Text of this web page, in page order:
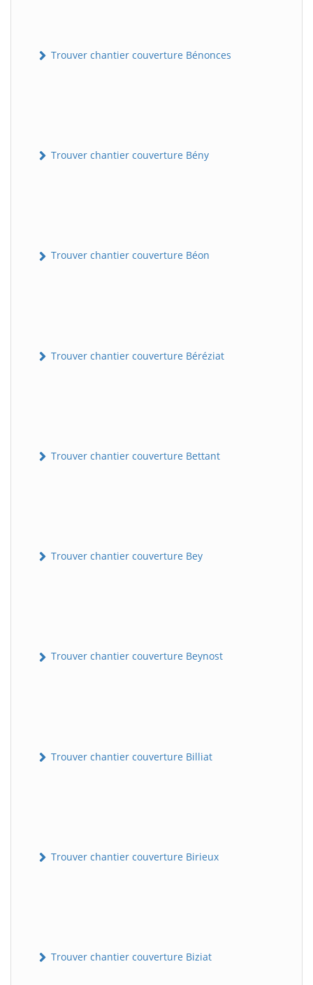
Trouver chantier couverture Bénonces
Trouver chantier couverture Bény
Trouver chantier couverture Béon
Trouver chantier couverture Béréziat
Trouver chantier couverture Bettant
Trouver chantier couverture Bey
Trouver chantier couverture Beynost
Trouver chantier couverture Billiat
Trouver chantier couverture Birieux
Trouver chantier couverture Biziat